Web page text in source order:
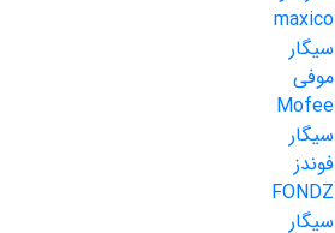
maxico
سیگار
موفی
Mofee
سیگار
فوندز
FONDZ
سیگار